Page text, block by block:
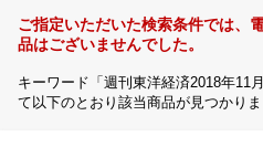
ご指定いただいた検索条件では
品はございませんでした。
キーワード「週刊東洋経済2018年11
て以下のとおり該当商品が見つかりま